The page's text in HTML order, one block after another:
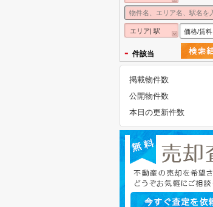
エリア| 駅 価格/賃料
- 件該当
掲載物件数
公開物件数
本日の更新件数